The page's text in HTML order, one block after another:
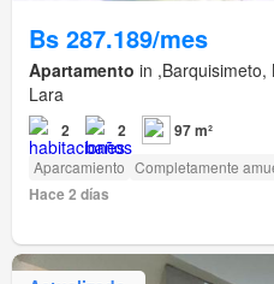
Bs 287.189/mes
Apartamento in ,Barquisimeto,
Lara
2 2 97 m²
Aparcamiento Completamente
Hace 2 días